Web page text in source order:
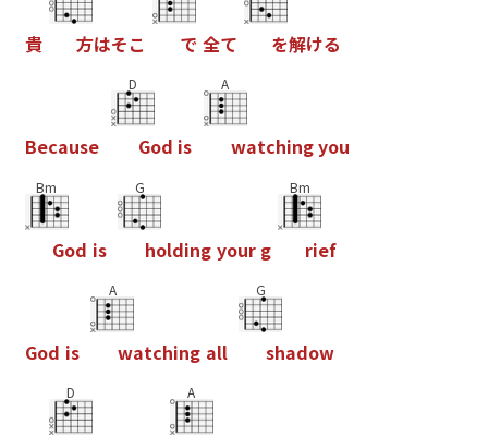
貴 方はそこ で 全て を解ける
Because
D
God is
A
watchingyou
Bm
God is
G
holding your g
Bm
rief
God is
A
watching all
G
shadow
D A